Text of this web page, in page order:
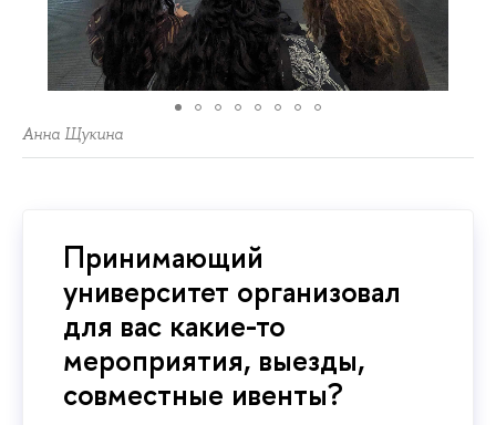
Анна Щукина
Принимающий
университет организовал
для вас какие-то
мероприятия, выезды,
совместные ивенты?